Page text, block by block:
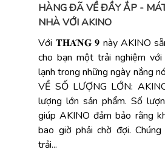
HÀNG ĐÃ VỀ ĐẦY ẮP -
NHÀ VỚI AKINO
Với 𝐓𝐇𝐀́𝐍𝐆 𝟗 này AKINO
cho bạn một trải nghiệm
lạnh trong những ngày nắng
VỀ SỐ LƯỢNG LỚN:
lượng lớn sản phẩm. Số
giúp AKINO đảm bảo rằng
bao giờ phải chờ đợi.
trải...